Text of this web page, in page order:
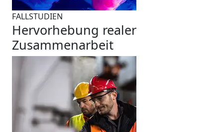
FALLSTUDIEN
Hervorhebung realer
Zusammenarbeit